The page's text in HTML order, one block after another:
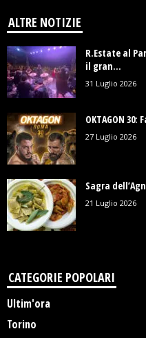
ALTRE NOTIZIE
R.Estate al
il gran...
31 Luglio 2026
OKTAGON
27 Luglio 2026
Sagra
21 Luglio 2026
CATEGORIE POPOLARI
Ultim'ora
Torino